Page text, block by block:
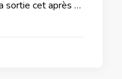
sortie cet après …